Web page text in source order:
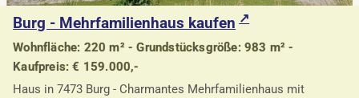
Burg - Mehrfamilienhaus kaufen
Wohnfläche: 220 m² - Grundstücksgröße: 983 m² -
Kaufpreis: € 159.000,-
Haus in 7473 Burg - Charmantes Mehrfamilienhaus mit